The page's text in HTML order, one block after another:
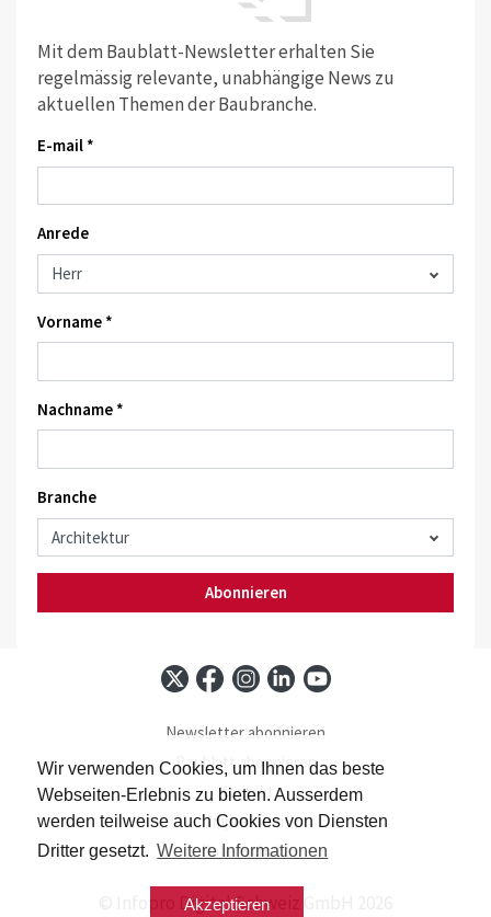
Wir verwenden Cookies, um Ihnen das beste
Webseiten-Erlebnis zu bieten. Ausserdem
werden teilweise auch Cookies von Diensten
Dritter gesetzt. Weitere Informationen
Akzeptieren
Mit dem Baublatt-Newsletter erhalten Sie
regelmässig relevante, unabhängige News zu
aktuellen Themen der Baubranche.
E-mail *
Anrede
Vorname *
Nachname *
Branche
Abonnieren
Newsletter abonnieren
Baublatt abonnieren
Kontakt
Impressum
Datenschutz
© Infopro Digital Schweiz GmbH 2026